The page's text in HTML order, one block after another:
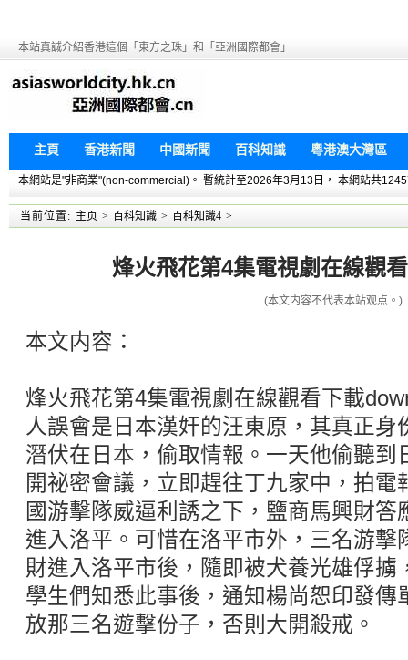
本站真誠介紹香港這個「東方之珠」和「亞洲國際都會」
主頁 香港新聞 中國新聞 百科知識 粵港澳大灣區
本網站是"非商業"(non-commercial)。 暫統計至2026年3月13日， 本網站共
当前位置: 主页 > 百科知識 > 百科知識4 >
烽火飛花第4集電視劇在線觀
(本文内容不代表本站观点。)
本文内容：
烽火飛花第4集電視劇在線觀看下載
人誤會是日本漢奸的汪東原，其真正身
潛伏在日本，偷取情報。一天他偷聽到
開祕密會議，立即趕往丁九家中，拍電
國游擊隊威逼利誘之下，鹽商馬興財答
進入洛平。可惜在洛平市外，三名游擊
財進入洛平市後，隨即被犬養光雄俘擄
學生們知悉此事後，通知楊尚恕印發傳
放那三名遊擊份子，否則大開殺戒。